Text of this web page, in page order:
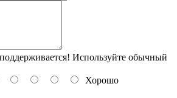
Используйте обычный
Хорошо